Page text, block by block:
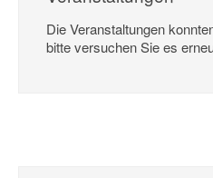
Die Veranstaltungen
bitte versuchen Sie es